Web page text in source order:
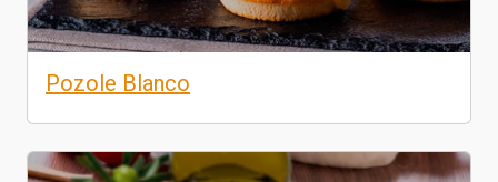
Pozole Blanco